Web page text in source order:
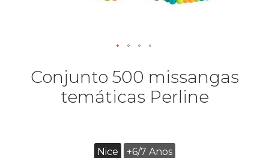
Conjunto 500 missangas
temáticas Perline
Nice +6/7 Anos